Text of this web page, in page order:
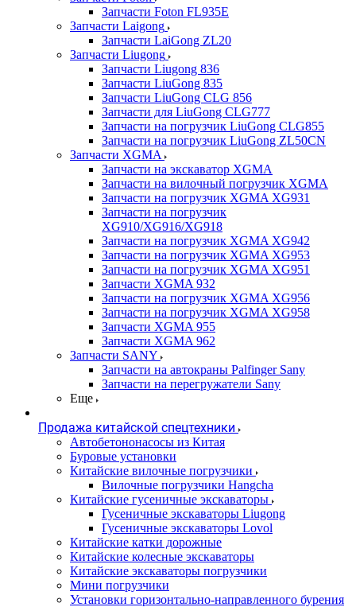
Запчасти Foton FL935E
Запчасти Laigong
Запчасти LaiGong ZL20
Запчасти Liugong
Запчасти Liugong 836
Запчасти LiuGong 835
Запчасти LiuGong CLG 856
Запчасти для LiuGong CLG777
Запчасти на погрузчик LiuGong CLG855
Запчасти на погрузчик LiuGong ZL50CN
Запчасти XGMA
Запчасти на экскаватор XGMA
Запчасти на вилочный погрузчик XGMA
Запчасти на погрузчик XGMA XG931
Запчасти на погрузчик
XG910/XG916/XG918
Запчасти на погрузчик XGMA XG942
Запчасти на погрузчик XGMA XG953
Запчасти на погрузчик XGMA XG951
Запчасти XGMA 932
Запчасти на погрузчик XGMA XG956
Запчасти на погрузчик XGMA XG958
Запчасти XGMA 955
Запчасти XGMA 962
Запчасти SANY
Запчасти на автокраны Palfinger Sany
Запчасти на перегружатели Sany
Еще
Продажа китайской спецтехники
Автобетононасосы из Китая
Буровые установки
Китайские вилочные погрузчики
Вилочные погрузчики Hangcha
Китайские гусеничные экскаваторы
Гусеничные экскаваторы Liugong
Гусеничные экскаваторы Lovol
Китайские катки дорожные
Китайские колесные экскаваторы
Китайские экскаваторы погрузчики
Мини погрузчики
Установки горизонтально-направленного бурения